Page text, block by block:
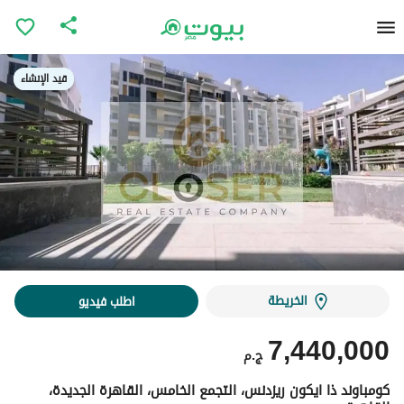
قيد الإنشاء
قيد الإنشاء
الخريطة اطلب فيديو
ج.م 7,440,000
كومباوند ذا ايكون ريزدنس، التجمع الخامس، القاهرة الجديدة،